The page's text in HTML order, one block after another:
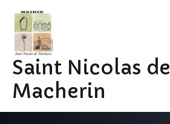
contenu
Saint Nicolas de
Macherin